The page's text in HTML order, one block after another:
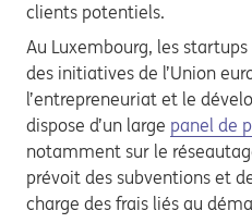
clients potentiels.
Au Luxembourg, les
des initiatives de l’Union
l’entrepreneuriat et le
dispose d’un large panel de
notamment sur le
prévoit des subventions et
charge des frais liés au